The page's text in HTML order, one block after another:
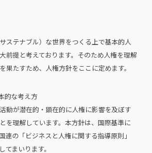
ステナブル）な世界をつくる上で基本的人
前提と考えております。そのため人権を理解
果たすため、人権方針をここに定めます。
的な考え方
動が潜在的・顕在的に人権に影響を及ぼす
を理解しています。本方針は、国際基準に
連の「ビジネスと人権に関する指導原則」
てまいります。